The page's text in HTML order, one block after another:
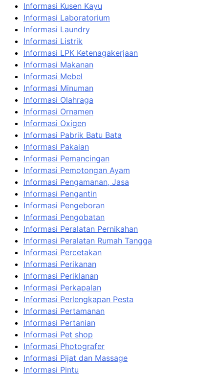
Informasi Kusen Kayu
Informasi Laboratorium
Informasi Laundry
Informasi Listrik
Informasi LPK Ketenagakerjaan
Informasi Makanan
Informasi Mebel
Informasi Minuman
Informasi Olahraga
Informasi Ornamen
Informasi Oxigen
Informasi Pabrik Batu Bata
Informasi Pakaian
Informasi Pemancingan
Informasi Pemotongan Ayam
Informasi Pengamanan, Jasa
Informasi Pengantin
Informasi Pengeboran
Informasi Pengobatan
Informasi Peralatan Pernikahan
Informasi Peralatan Rumah Tangga
Informasi Percetakan
Informasi Perikanan
Informasi Periklanan
Informasi Perkapalan
Informasi Perlengkapan Pesta
Informasi Pertamanan
Informasi Pertanian
Informasi Pet shop
Informasi Photografer
Informasi Pijat dan Massage
Informasi Pintu